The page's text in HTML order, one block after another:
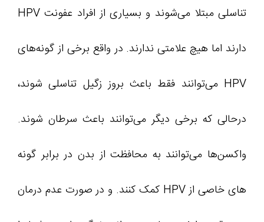
تناسلی مبتلا می‌شوند و بسیاری از افراد عفونت HPV
دارند اما هیچ علامتی ندارند. در واقع برخی از گونه‌های
HPV می‌توانند فقط باعث بروز زگیل تناسلی شوند،
درحالی‌ که برخی دیگر می‌توانند باعث سرطان شوند.
واکسن‌ها می‌توانند به محافظت از بدن در برابر گونه‌
های خاصی از HPV کمک کنند. و در صورت عدم درمان